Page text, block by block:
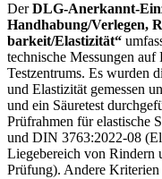
DerDLG-Anerkannt-
Handhabung/Verlegen,
barkeit/Elastizität“
technische Messungen
Testzentrums. Es wurden
und Elastizität gemessen
und ein Säuretest
Prüfrahmen für elastische
und DIN 3763:2022-08
Liegebereich von Rindern
Prüfung). Andere